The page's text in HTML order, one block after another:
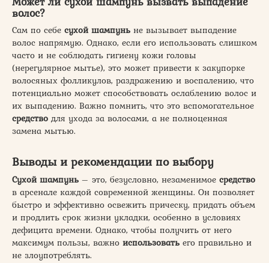
волос?
Сам по себе сухой шампунь не вызывает выпадение
волос напрямую. Однако, если его использовать слишком
часто и не соблюдать гигиену кожи головы
(нерегулярное мытье), это может привести к закупорке
волосяных фолликулов, раздражению и воспалению, что
потенциально может способствовать ослаблению волос и
их выпадению. Важно помнить, что это вспомогательное
средство для ухода за волосами, а не полноценная
замена мытью.
Выводы и рекомендации по выбору
Сухой шампунь – это, безусловно, незаменимое средство
в арсенале каждой современной женщины. Он позволяет
быстро и эффективно освежить прическу, придать объем
и продлить срок жизни укладки, особенно в условиях
дефицита времени. Однако, чтобы получить от него
максимум пользы, важно использовать его правильно и
не злоупотреблять.